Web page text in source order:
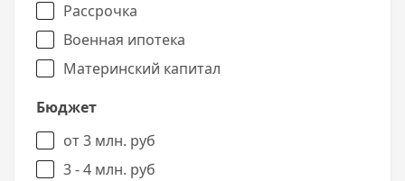
Рассрочка
Военная ипотека
Материнский капитал
Бюджет
от 3 млн. руб
3 - 4 млн. руб